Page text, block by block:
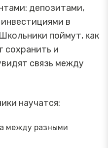
депозитами,
в
поймут, как
сохранить и
связь между
научатся:
между разными